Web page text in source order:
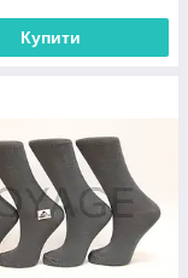
Купити